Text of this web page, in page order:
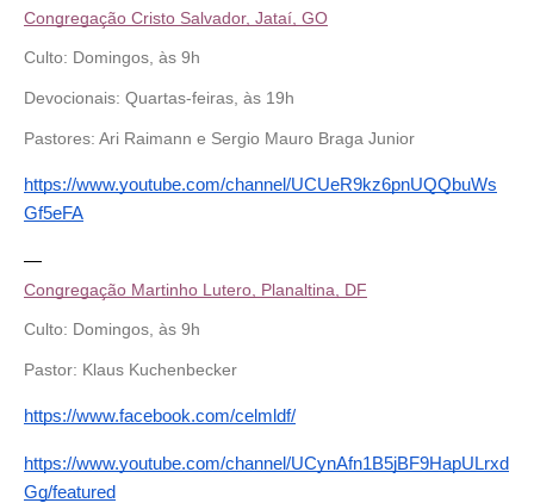
Congregação Cristo Salvador, Jataí, GO
Culto: Domingos, às 9h
Devocionais: Quartas-feiras, às 19h
Pastores: Ari Raimann e Sergio Mauro Braga Junior
https://www.youtube.com/channel/UCUeR9kz6pnUQQbuWs
Gf5eFA
—
Congregação Martinho Lutero, Planaltina, DF
Culto: Domingos, às 9h
Pastor: Klaus Kuchenbecker
https://www.facebook.com/celmldf/
https://www.youtube.com/channel/UCynAfn1B5jBF9HapULrxd
Gg/featured